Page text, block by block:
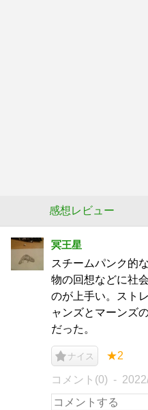
感想レビュー
冥王星
スチームパンク的
物の回想などに社
のが上手い。スト
ャンズとマーンズ
だった。
ナイス ★2
コメント(0)